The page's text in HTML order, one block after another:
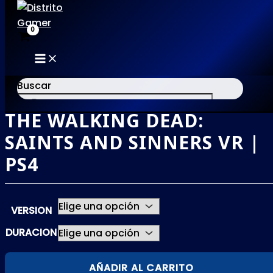
al
contenido
MAIN
MENU
Buscar
×
THE WALKING DEAD:
SAINTS AND SINNERS VR |
PS4
VERSION
DURACION
THE
AÑADIR AL CARRITO